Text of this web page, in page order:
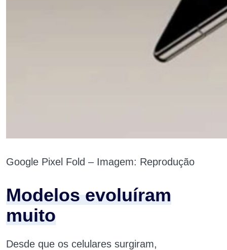
Google Pixel Fold – Imagem: Reprodução
Modelos evoluíram
muito
Desde que os celulares surgiram,